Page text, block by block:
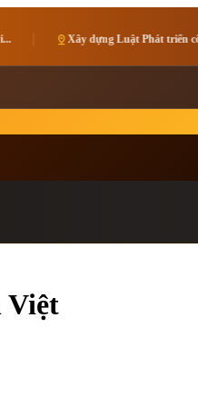
Luật Phát triển công nghiệp văn hoá...
Việt